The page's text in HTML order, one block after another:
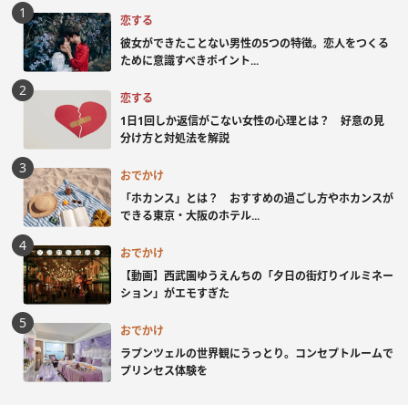
恋する
彼女ができたことない男性の5つの特徴。恋人をつくる
ために意識すべきポイント...
恋する
1日1回しか返信がこない女性の心理とは？ 好意の見
分け方と対処法を解説
おでかけ
「ホカンス」とは？ おすすめの過ごし方やホカンスが
できる東京・大阪のホテル...
おでかけ
【動画】西武園ゆうえんちの「夕日の街灯りイルミネー
ション」がエモすぎた
おでかけ
ラプンツェルの世界観にうっとり。コンセプトルームで
プリンセス体験を